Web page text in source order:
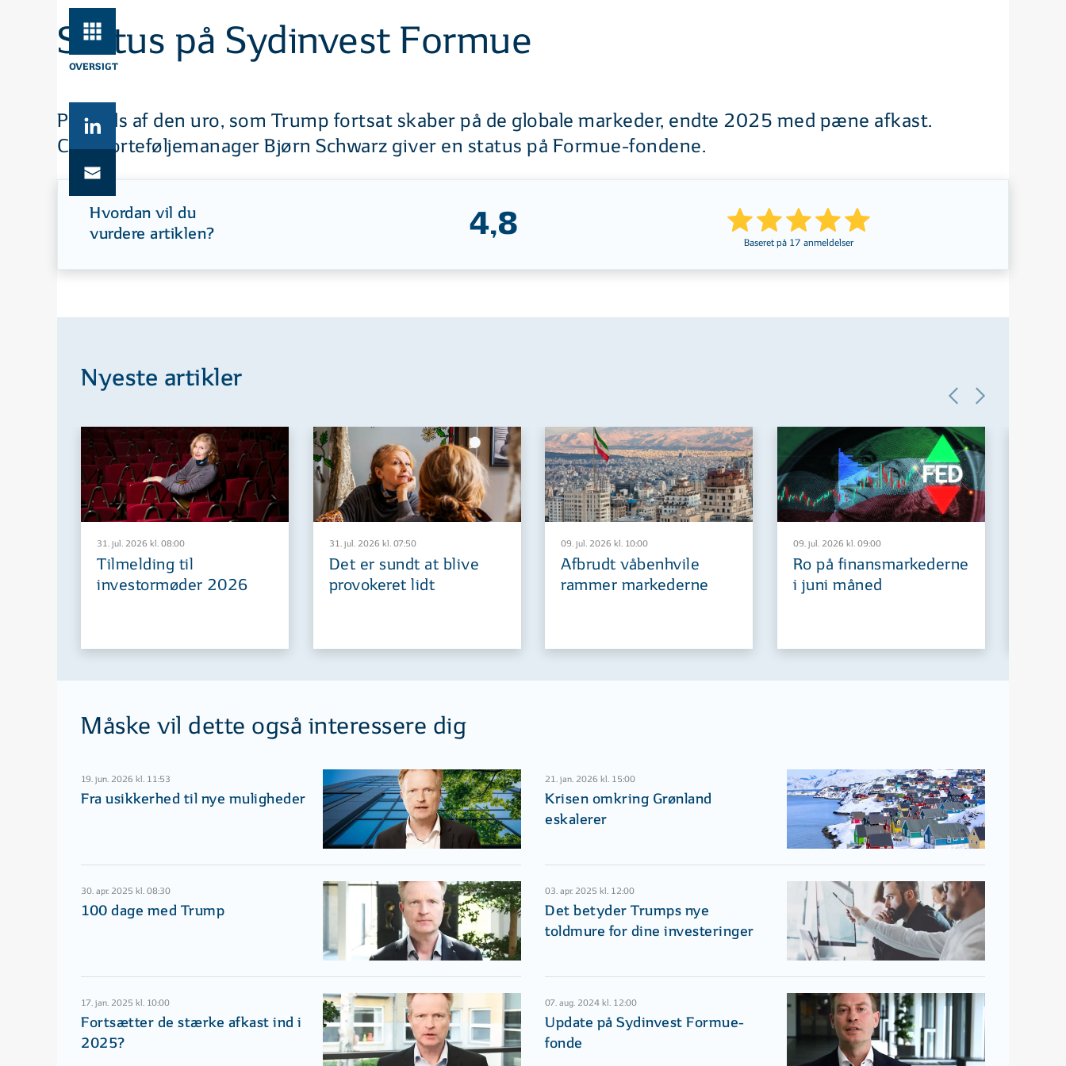
OVERSIGT
Status på Sydinvest Formue
På trods af den uro, som Trump fortsat skaber på de globale markeder, endte 2025 med pæne afkast.
Chefporteføljemanager Bjørn Schwarz giver en status på Formue-fondene.
Hvordan vil du
vurdere artiklen?
4,8 Baseret på 17 anmeldelser
Nyeste artikler
31. jul. 2026 kl. 08:00
Tilmelding til
investormøder 2026
31. jul. 2026 kl. 07:50
Det er sundt at blive
provokeret lidt
09. jul. 2026 kl. 10:00
Afbrudt våbenhvile
rammer markederne
09. jul. 2026 kl. 09:00
Ro på finansmarkederne
i juni måned
Måske vil dette også interessere dig
19. jun. 2026 kl. 11:53
Fra usikkerhed til nye muligheder
21. jan. 2026 kl. 15:00
Krisen omkring Grønland
eskalerer
30. apr. 2025 kl. 08:30
100 dage med Trump
03. apr. 2025 kl. 12:00
Det betyder Trumps nye
toldmure for dine investeringer
17. jan. 2025 kl. 10:00
Fortsætter de stærke afkast ind i
2025?
07. aug. 2024 kl. 12:00
Update på Sydinvest Formue-
fonde